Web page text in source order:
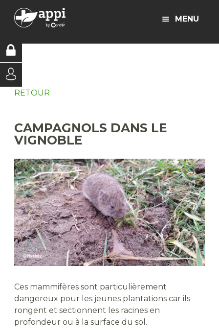
MENU
RETOUR
CAMPAGNOLS DANS LE
VIGNOBLE
Ces mammifères sont particulièrement
dangereux pour les jeunes plantations car ils
rongent et sectionnent les racines en
profondeur ou à la surface du sol.